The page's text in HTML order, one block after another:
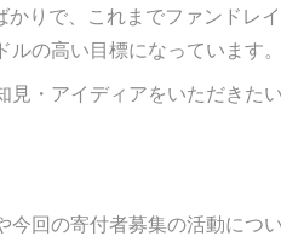
りで、これまでファンドレ
の高い目標になっています。
・アイディアをいただきた
今回の寄付者募集の活動につ